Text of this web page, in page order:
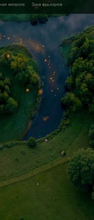
Лаб», УНП 191700409,
Минский горисполком
Беларусь, г. Минск,